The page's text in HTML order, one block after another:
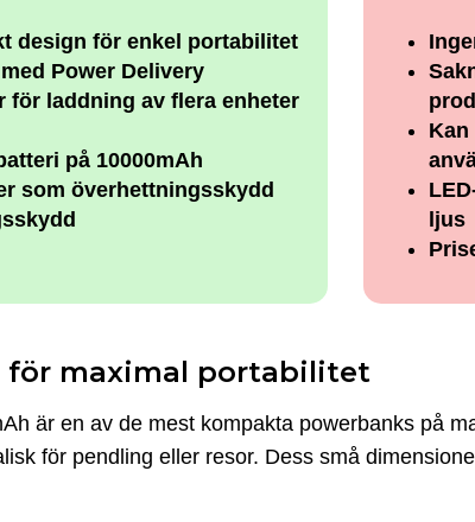
design för enkel portabilitet
Power Delivery
för laddning av flera enheter
på 10000mAh
som överhettningsskydd
ljus
för maximal portabilitet
är en av de mest kompakta powerbanks på
för pendling eller resor. Dess små